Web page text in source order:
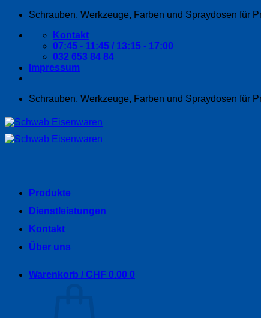
Zum
springen
Schrauben, Werkzeuge, Farben und Spraydosen für
Kontakt
07:45 - 11:45 / 13:15 - 17:00
032 653 84 84
Impressum
Schrauben, Werkzeuge, Farben und Spraydosen für
Produkte
Dienstleistungen
Kontakt
Über uns
Warenkorb / CHF 0.00 0